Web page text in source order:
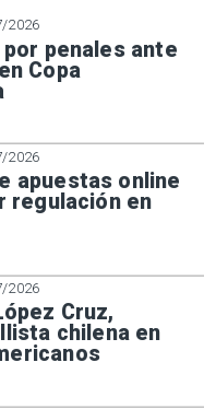
2026
penales ante
Copa
2026
apuestas online
regulación en
2026
Cruz,
chilena en